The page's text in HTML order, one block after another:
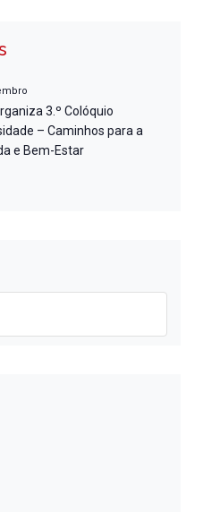
3.º Colóquio
– Caminhos para a
e Bem-Estar